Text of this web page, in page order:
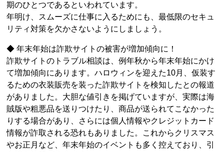
期のひとつであるといわれています。
年明け、スムーズに仕事に入るためにも、最低限のセキュ
リティ対策を欠かさないようにしましょう。
◆ 年末年始は詐欺サイトの被害が増加傾向に！
詐欺サイトのトラブル相談は、例年秋から年末年始にかけ
て増加傾向にあります。ハロウィンを迎えた10月、仮装す
るための衣装販売を装った詐欺サイトを検知したとの報道
がありました。大胆な値引きを掲げていますが、実際は海
賊版や粗悪品を送りつけたり、商品が送られてこなかった
りする場合があり、さらには個人情報やクレジットカード
情報が詐取される恐れもありました。これからクリスマス
やお正月など、年末年始のイベントも多く控えており、引